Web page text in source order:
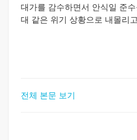
대가를 감수하면서 안식일 준
대 같은 위기 상황으로 내몰리
전체 본문 보기